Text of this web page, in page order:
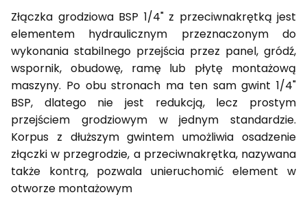
Złączka grodziowa BSP 1/4" z przeciwnakrętką jest
elementem hydraulicznym przeznaczonym do
wykonania stabilnego przejścia przez panel, gródź,
wspornik, obudowę, ramę lub płytę montażową
maszyny. Po obu stronach ma ten sam gwint 1/4"
BSP, dlatego nie jest redukcją, lecz prostym
przejściem grodziowym w jednym standardzie.
Korpus z dłuższym gwintem umożliwia osadzenie
złączki w przegrodzie, a przeciwnakrętka, nazywana
także kontrą, pozwala unieruchomić element w
otworze montażowym